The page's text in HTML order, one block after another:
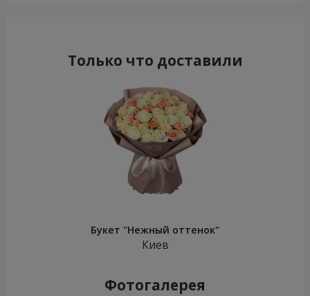
Только что доставили
Букет "Нежный оттенок"
Киев
Фотогалерея